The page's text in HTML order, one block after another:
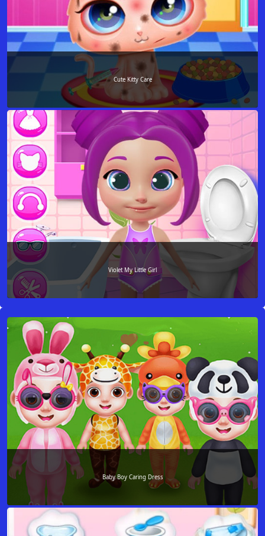
Cute Kitty Care
Violet My Little Girl
Baby Boy Caring Dress